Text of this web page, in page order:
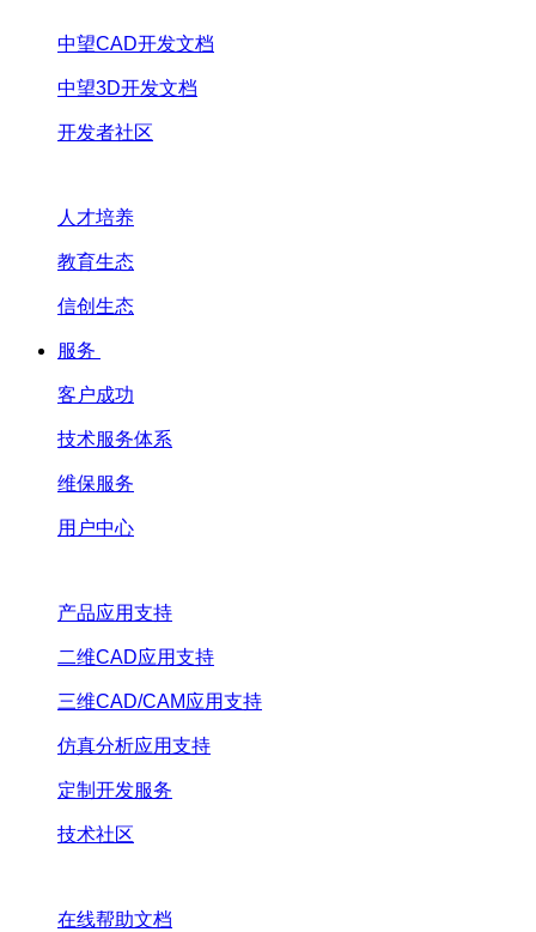
中望CAD开发文档
中望3D开发文档
开发者社区
人才培养
教育生态
信创生态
服务
客户成功
技术服务体系
维保服务
用户中心
产品应用支持
二维CAD应用支持
三维CAD/CAM应用支持
仿真分析应用支持
定制开发服务
技术社区
在线帮助文档